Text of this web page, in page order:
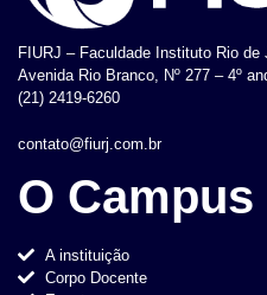
FIURJ – Faculdade Instituto Rio de
Avenida Rio Branco, Nº 277 – 4º
(21) 2419-6260
contato@fiurj.com.br
O Campus
A instituição
Corpo Docente